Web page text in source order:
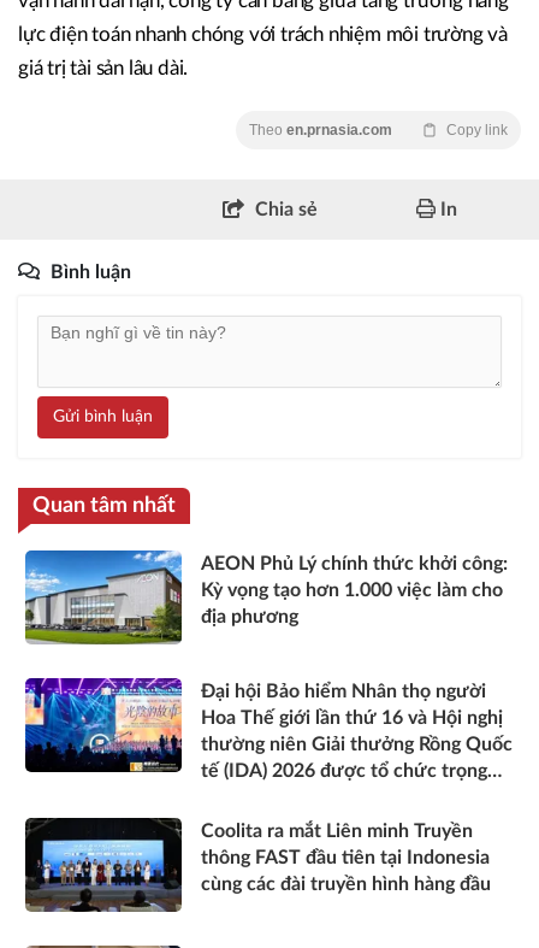
lực điện toán nhanh chóng với trách nhiệm môi trường và
giá trị tài sản lâu dài.
Theo en.prnasia.com Copy link
Chia sẻ In
Bình luận
Gửi bình luận
Quan tâm nhất
AEON Phủ Lý chính thức khởi công:
Kỳ vọng tạo hơn 1.000 việc làm cho
địa phương
Đại hội Bảo hiểm Nhân thọ người
Hoa Thế giới lần thứ 16 và Hội nghị
thường niên Giải thưởng Rồng Quốc
tế (IDA) 2026 được tổ chức trọng
Coolita ra mắt Liên minh Truyền
thông FAST đầu tiên tại Indonesia
cùng các đài truyền hình hàng đầu